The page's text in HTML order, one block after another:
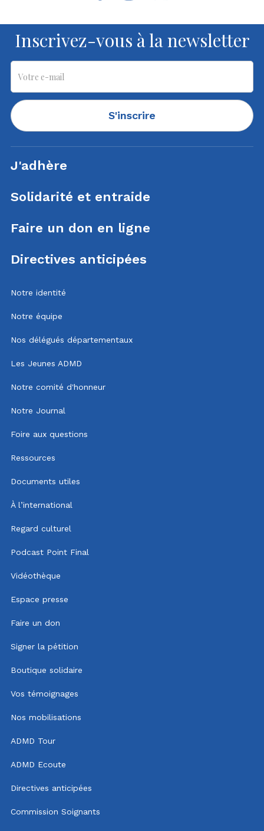
Inscrivez-vous à la newsletter
S'inscrire
J'adhère
Solidarité et entraide
Faire un don en ligne
Directives anticipées
Notre identité
Notre équipe
Nos délégués départementaux
Les Jeunes ADMD
Notre comité d'honneur
Notre Journal
Foire aux questions
Ressources
Documents utiles
À l’international
Regard culturel
Podcast Point Final
Vidéothèque
Espace presse
Faire un don
Signer la pétition
Boutique solidaire
Vos témoignages
Nos mobilisations
ADMD Tour
ADMD Ecoute
Directives anticipées
Commission Soignants